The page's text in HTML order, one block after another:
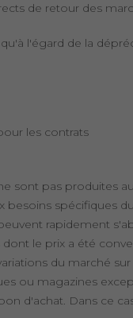
de retour des
l'égard de la
les contrats
sont pas
besoins spécifiques
rapidement
le prix a été
du marché
ou magazines
d'achat. Dans ce